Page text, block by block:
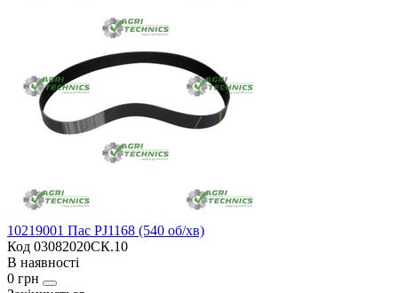
10219001 Пас PJ1168 (540 об/хв)
Код 03082020СК.10
В наявності
0 грн